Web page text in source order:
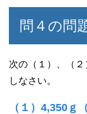
問４の問
次の（１）、（
しなさい。
（１）4,350ｇ